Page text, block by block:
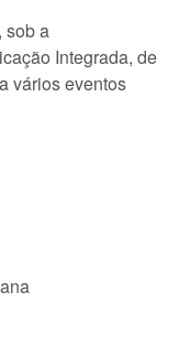
sob a
Integrada, de
vários eventos